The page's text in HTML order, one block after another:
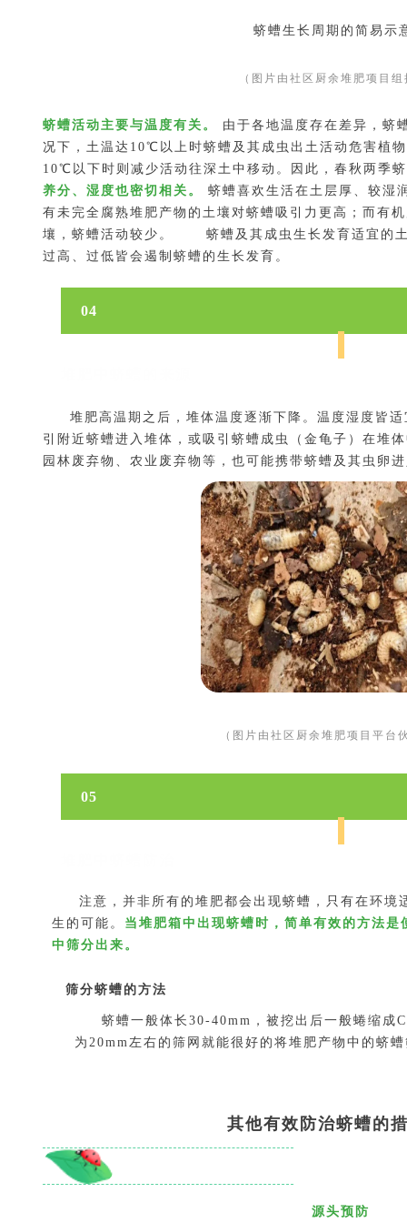
蛴螬生长周期的简易示
（图片由社区厨余堆肥项目
蛴螬活动主要与温度有关。
由于各地温度存在差异，蛴
况下，土温达10℃以上时蛴螬及其成虫出土活动危害植
10℃以下时则减少活动往深土中移动。因此，春秋两季
养分、湿度也密切相关。
蛴螬喜欢生活在土层厚、较湿
有未完全腐熟堆肥产物的土壤对蛴螬吸引力更高；而有
壤，蛴螬活动较少。
蛴螬及其成虫生长发育适宜的
过高、过低皆会遏制蛴螬的生长发育。
04
堆肥高温期之后，堆体温度逐渐下降。温度湿度皆适
引附近蛴螬进入堆体，或吸引蛴螬成虫（金龟子）在堆
园林废弃物、农业废弃物等，也可能携带蛴螬及其虫卵
（图片由社区厨余堆肥项目平台
05
注意，并非所有的堆肥都会出现蛴螬，只有在环境
生的可能。 当堆肥箱中出现蛴螬时，简单有效的方法
中筛分出来。
筛分蛴螬的方法
蛴螬一般体长30-40mm，被挖出后一般蜷缩成C
为20mm左右的筛网就能很好的将堆肥产物中的蛴
其他有效防治蛴螬的
源头预防